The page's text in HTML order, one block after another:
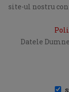
site-ul nostru
Datele